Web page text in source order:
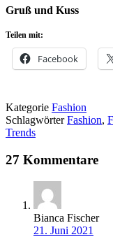
Gruß und Kuss
Teilen mit:
Facebook
Kategorie Fashion
SchlagwörterFashion,
Trends
27 Kommentare
Bianca Fischer
21. Juni 2021